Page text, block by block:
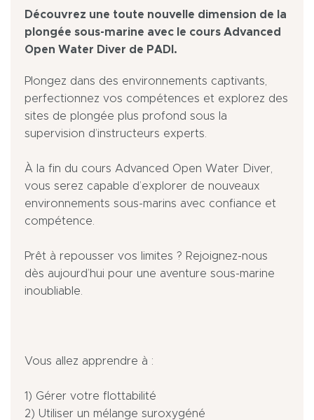
Découvrez une toute nouvelle dimension de la
plongée sous-marine avec le cours Advanced
Open Water Diver de PADI.
Plongez dans des environnements captivants,
perfectionnez vos compétences et explorez des
sites de plongée plus profond sous la
supervision d’instructeurs experts.
À la fin du cours Advanced Open Water Diver,
vous serez capable d’explorer de nouveaux
environnements sous-marins avec confiance et
compétence.
Prêt à repousser vos limites ? Rejoignez-nous
dès aujourd’hui pour une aventure sous-marine
inoubliable.
Vous allez apprendre à :
1) Gérer votre flottabilité
2) Utiliser un mélange suroxygéné